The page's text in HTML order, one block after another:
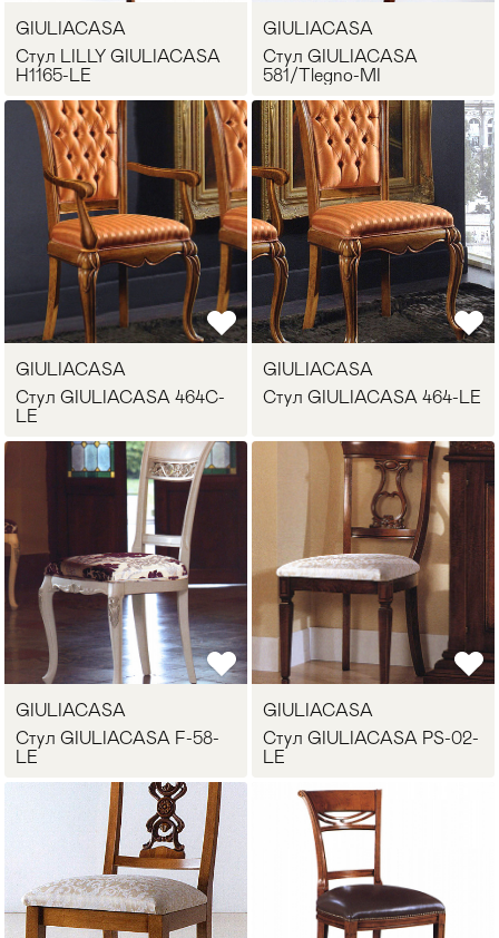
GIULIACASA
Стул LILLY GIULIACASA
H1165-LE
GIULIACASA
Стул GIULIACASA
581/Tlegno-MI
GIULIACASA
Стул GIULIACASA 464C-
LE
GIULIACASA
Стул GIULIACASA 464-LE
GIULIACASA
Стул GIULIACASA F-58-
LE
GIULIACASA
Стул GIULIACASA PS-02-
LE